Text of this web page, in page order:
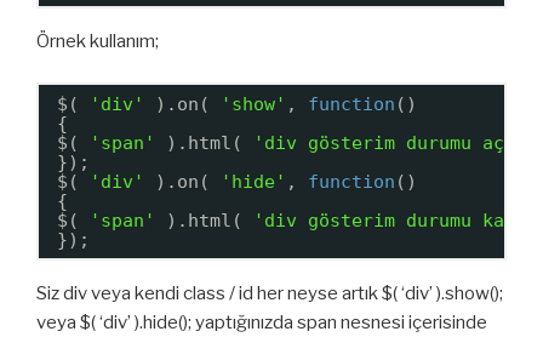
Örnek kullanım;
$( 'div' ).on( 'show' , function ()
{
$(
'span' ).html(
'div gösterim durumu açık'
});
$(
'div' ).on( 'hide' , function ()
{
$(
'span' ).html(
'div gösterim durumu
});
Siz div veya kendi class / id her neyse artık $( ‘div’ ).show();
veya $( ‘div’ ).hide(); yaptığınızda span nesnesi içerisinde